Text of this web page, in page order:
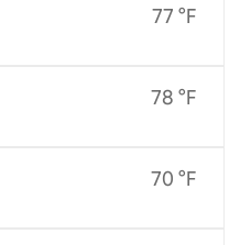
77 °F
78 °F
70 °F